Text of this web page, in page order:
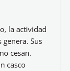
la actividad
Sus
cesan.
casco